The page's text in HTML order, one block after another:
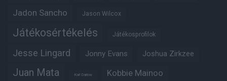
Jadon Sancho Jason Wilcox
Játékosértékelés Játékosprofilok
Jesse Lingard Jonny Evans Joshua Zirkzee
Juan Mata Karl Darlow Kobbie Mainoo